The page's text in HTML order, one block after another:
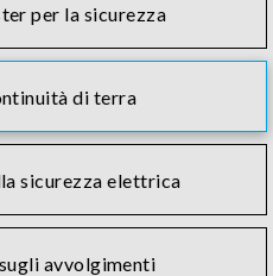
per la sicurezza
di terra
sicurezza elettrica
avvolgimenti